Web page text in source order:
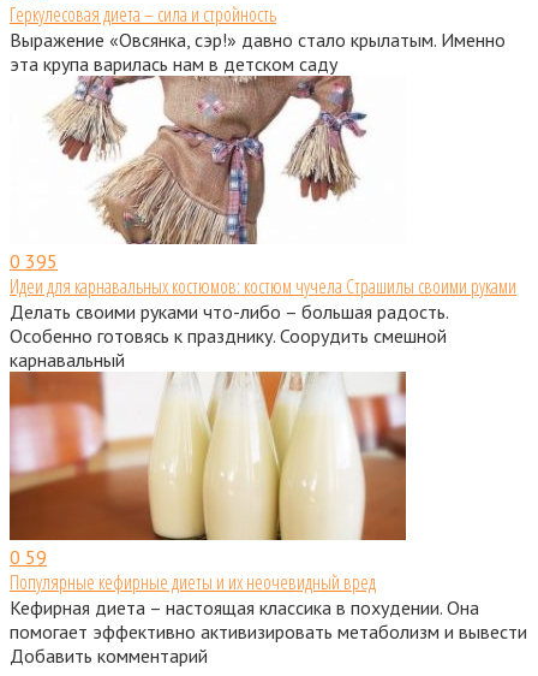
Геркулесовая диета – сила и стройность
Выражение «Овсянка, сэр!» давно стало крылатым. Именно
эта крупа варилась нам в детском саду
0 395
Идеи для карнавальных костюмов: костюм чучела Страшилы своими руками
Делать своими руками что-либо – большая радость.
Особенно готовясь к празднику. Соорудить смешной
карнавальный
0 59
Популярные кефирные диеты и их неочевидный вред
Кефирная диета – настоящая классика в похудении. Она
помогает эффективно активизировать метаболизм и вывести
Добавить комментарий